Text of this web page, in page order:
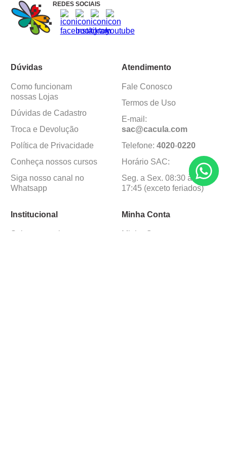
REDES SOCIAIS
Dúvidas
Como funcionam
nossas Lojas
Dúvidas de Cadastro
Troca e Devolução
Política de Privacidade
Conheça nossos cursos
Siga nosso canal no
Whatsapp
Atendimento
Fale Conosco
Termos de Uso
E-mail:
sac@cacula.com
Telefone: 4020-0220
Horário SAC:
Seg. a Sex. 08:30 às
17:45 (exceto feriados)
Institucional
Sobre a caçula
Minha Conta
Minha Conta